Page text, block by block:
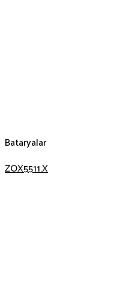
Bataryalar
ZOX5511.X